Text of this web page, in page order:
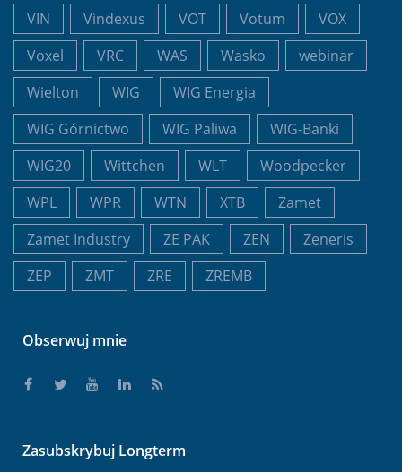
VIN
Vindexus VOT Votum
VOX
Voxel
VRC WAS Wasko
webinar
Wielton
WIG
WIG Energia
WIG Górnictwo
WIG Paliwa
WIG-Banki
WIG20
Wittchen WLT
Woodpecker
WPL
WPR WTN XTB
Zamet
Zamet Industry
ZE PAK ZEN
Zeneris
ZEP
ZMT ZRE ZREMB
Obserwuj mnie
Zasubskrybuj Longterm